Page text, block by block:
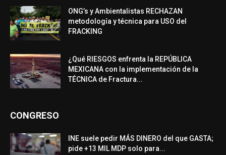
ONG’s y Ambientalistas RECHAZAN
metodología y técnica para USO del
FRACKING
¿Qué RIESGOS enfrenta la REPÚBLICA
MEXICANA con la implementación de la
TÉCNICA de Fractura...
CONGRESO
INE suele pedir MÁS DINERO del que GASTA;
pide +13 MIL MDP solo para...